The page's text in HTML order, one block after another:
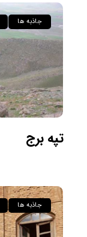
جاذبه ها
تپه برج
جاذبه ها